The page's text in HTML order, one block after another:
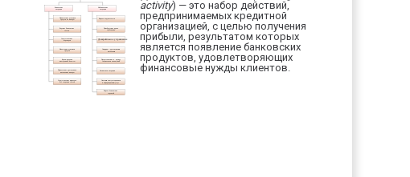
activity) — это набор действий,
предпринимаемых кредитной
организацией, с целью получения
прибыли, результатом которых
является появление банковских
продуктов, удовлетворяющих
финансовые нужды клиентов.